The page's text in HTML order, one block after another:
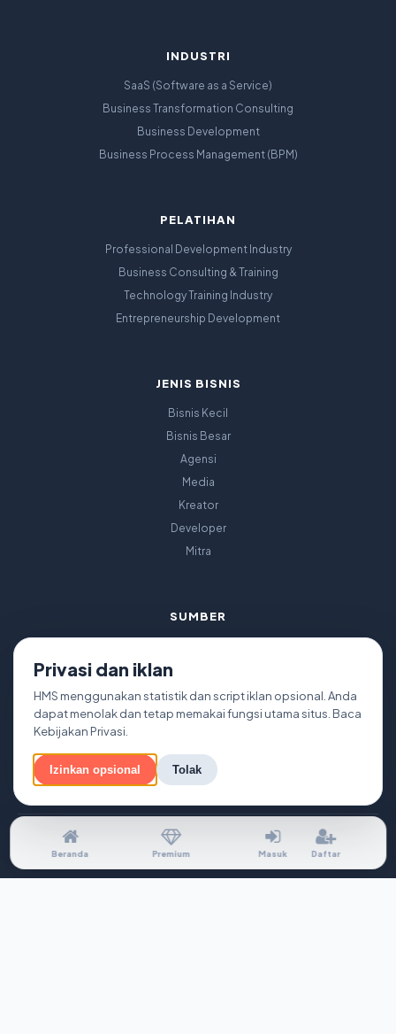
Beranda Premium Masuk Daftar
INDUSTRI
SaaS (Software as a Service)
Business Transformation Consulting
Business Development
Business Process Management (BPM)
PELATIHAN
Professional Development Industry
Business Consulting & Training
Technology Training Industry
Entrepreneurship Development
JENIS BISNIS
Bisnis Kecil
Bisnis Besar
Agensi
Media
Kreator
Developer
Mitra
SUMBER
Keamanan
Buku
Tanggung Jawab
Privasi dan iklan
HMS menggunakan statistik dan script iklan opsional. Anda
dapat menolak dan tetap memakai fungsi utama situs. Baca
Kebijakan Privasi
Izinkan opsional Tolak